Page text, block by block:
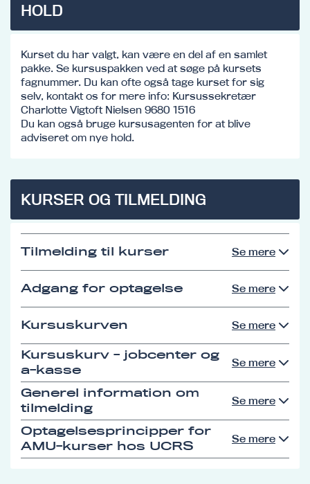
HOLD
Kurset du har valgt, kan være en del af en samlet
pakke. Se kursuspakken ved at søge på kursets
fagnummer. Du kan ofte også tage kurset for sig
selv, kontakt os for mere info: Kursussekretær
Charlotte Vigtoft Nielsen 9680 1516
Du kan også bruge kursusagenten for at blive
adviseret om nye hold.
KURSER OG TILMELDING
Tilmelding til kurser Se mere
Adgang for optagelse Se mere
Kursuskurven Se mere
Kursuskurv - jobcenter og
a-kasse
Se mere
Generel information om
tilmelding
Se mere
Optagelsesprincipper for
AMU-kurser hos UCRS
Se mere